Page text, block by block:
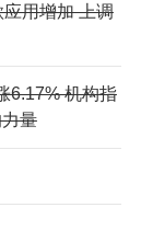
用增加 上调
6.17% 机构指
量